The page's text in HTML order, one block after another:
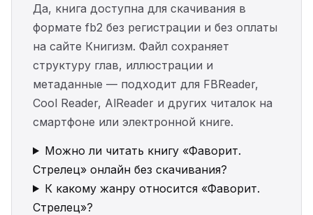
Да, книга доступна для скачивания в
формате fb2 без регистрации и без оплаты
на сайте Книгизм. Файл сохраняет
структуру глав, иллюстрации и
метаданные — подходит для FBReader,
Cool Reader, AlReader и других читалок на
смартфоне или электронной книге.
Можно ли читать книгу «Фаворит.
Стрелец» онлайн без скачивания?
К какому жанру относится «Фаворит.
Стрелец»?